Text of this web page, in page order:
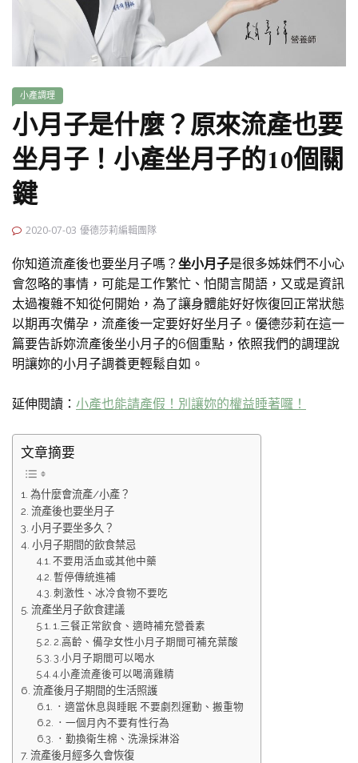
小產調理
小月子是什麼？原來流產也要
坐月子！小產坐月子的10個關
鍵
2020-07-03 優德莎莉編輯團隊
你知道流產後也要坐月子嗎？ 坐小月子是很多姊妹們不小心
會忽略的事情，可能是工作繁忙、怕閒言閒語，又或是資訊
太過複雜不知從何開始，為了讓身體能好好恢復回正常狀態
以期再次備孕，流產後一定要好好坐月子。優德莎莉在這一
篇要告訴妳流產後坐小月子的6個重點，依照我們的調理說
明讓妳的小月子調養更輕鬆自如。
延伸閱讀： 小產也能請產假！別讓妳的權益睡著囉！
文章摘要
為什麼會流產/小產？
流產後也要坐月子
小月子要坐多久？
小月子期間的飲食禁忌
不要用活血或其他中藥
暫停傳統進補
刺激性、冰冷食物不要吃
流產坐月子飲食建議
1.三餐正常飲食、適時補充營養素
2.高齡、備孕女性小月子期間可補充葉酸
3.小月子期間可以喝水
4.小產流產後可以喝滴雞精
流產後月子期間的生活照護
．適當休息與睡眠 不要劇烈運動、搬重物
．一個月內不要有性行為
．勤換衛生棉、洗澡採淋浴
流產後月經多久會恢復